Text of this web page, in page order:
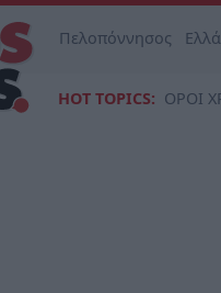
Πελοπόννησος
HOT TOPICS: ΟΡΟΙ